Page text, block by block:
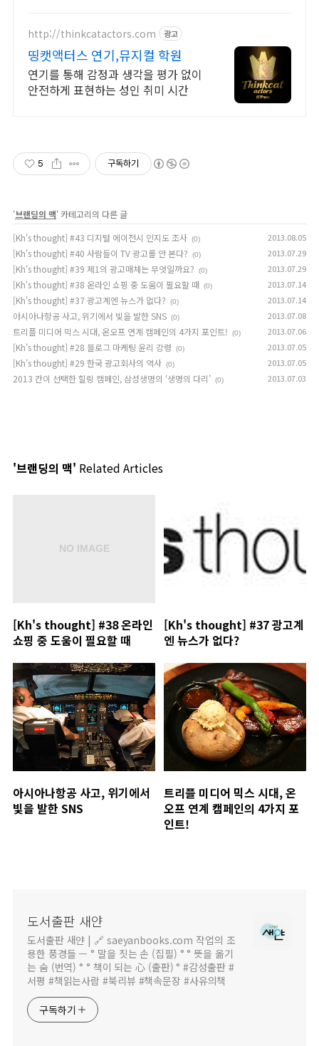
http://thinkcatactors.com 광고
띵캣액터스 연기,뮤지컬 학원
연기를 통해 감정과 생각을 평가 없이
안전하게 표현하는 성인 취미 시간
5 구독하기
'브랜딩의 맥' 카테고리의 다른 글
[Kh's thought] #43 디지털 에이전시 인지도 조사 (0) 2013.08.05
[Kh's thought] #40 사람들이 TV 광고를 안 본다? (0) 2013.07.29
[Kh's thought] #39 제1의 광고매체는 무엇일까요? (0) 2013.07.29
[Kh's thought] #38 온라인 쇼핑 중 도움이 필요할 때 (0) 2013.07.14
[Kh's thought] #37 광고계엔 뉴스가 없다? (0) 2013.07.14
아시아나항공 사고, 위기에서 빛을 발한 SNS (0) 2013.07.08
트리플 미디어 믹스 시대, 온오프 연계 캠페인의 4가지 포인트! (0) 2013.07.06
[Kh's thought] #28 블로그 마케팅 윤리 강령 (0) 2013.07.05
[Kh's thought] #29 한국 광고회사의 역사 (0) 2013.07.05
2013 칸이 선택한 힐링 캠페인, 삼성생명의 ‘생명의 다리’ (0) 2013.07.03
'브랜딩의 맥' Related Articles
[Kh's thought] #38 온라인
쇼핑 중 도움이 필요할 때
[Kh's thought] #37 광고계
엔 뉴스가 없다?
아시아나항공 사고, 위기에서
빛을 발한 SNS
트리플 미디어 믹스 시대, 온
오프 연계 캠페인의 4가지 포
인트!
도서출판 새얀
도서출판 새얀 | 🔗 saeyanbooks.com 작업의 조
용한 풍경들 — ° 말을 짓는 손 (집필) ° ° 뜻을 옮기
는 숨 (번역) ° ° 책이 되는 心 (출판) ° #감성출판 #
서평 #책읽는사람 #북리뷰 #책속문장 #사유의책
구독하기